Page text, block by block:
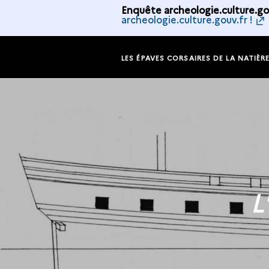
Enquête
archeologie.culture.gouv.fr !
LES ÉPAVES CORSAIRES DE LA